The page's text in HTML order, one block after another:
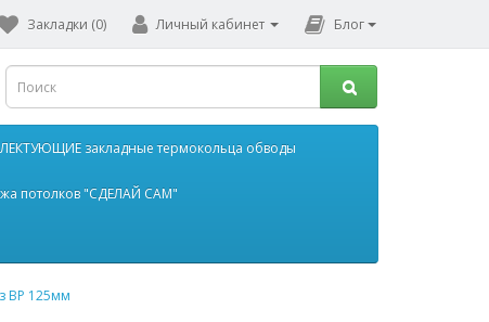
Закладки (0) Личный кабинет Блог
закладные термокольца обводы
потолков "СДЕЛАЙ САМ"
ВР 125мм